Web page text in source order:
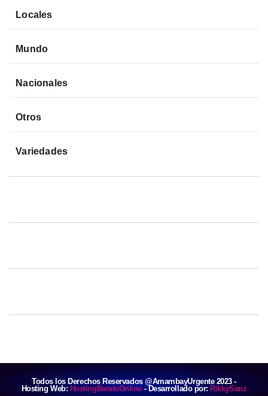
Locales
Mundo
Nacionales
Otros
Variedades
Todos los Derechos Reservados @AmambayUrgente 2023 -
Hosting Web: HostingBaratoOnline - Desarrollado por: RikkySanz